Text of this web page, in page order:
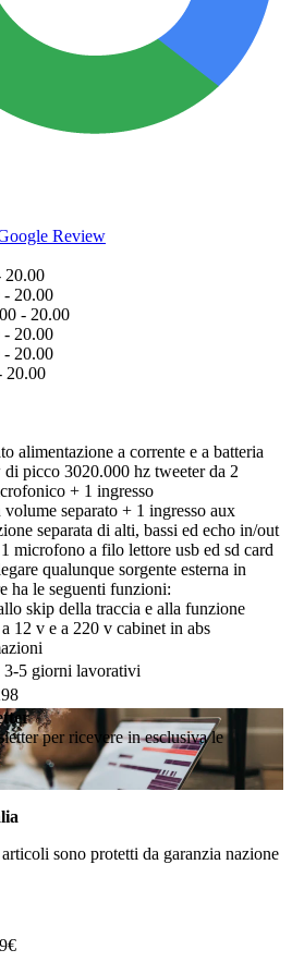
Review
20.00
- 20.00
- 20.00
- 20.00
- 20.00
20.00
alimentazione a corrente e a batteria
picco 3020.000 hz tweeter da 2
+ 1 ingresso
separato + 1 ingresso aux
separata di alti, bassi ed echo in/out
microfono a filo lettore usb ed sd card
qualunque sorgente esterna in
ha le seguenti funzioni:
skip della traccia e alla funzione
12 v e a 220 v cabinet in abs
3-5 giorni lavorativi
per ricevere in esclusiva le
sono protetti da garanzia nazione